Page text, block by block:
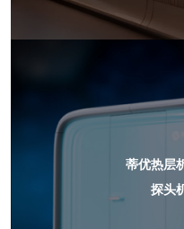
蒂优热层
探头